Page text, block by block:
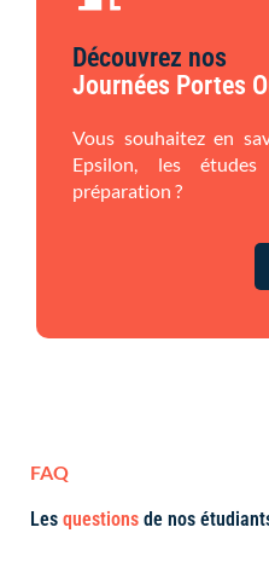
Découvrez nos
Journées Portes
Vous souhaitez en
Epsilon, les
préparation ?
FAQ
Les questions de nos